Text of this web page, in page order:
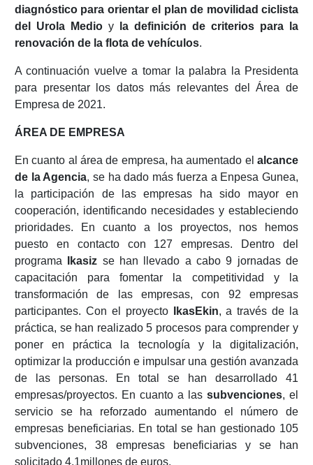
diagnóstico para orientar el plan de movilidad ciclista
del Urola Medioy
la definición de criterios para la
renovación de la flota de vehículos.
A continuación vuelve a tomar la palabra la Presidenta
para presentar los datos más relevantes del Área de
Empresa de 2021.
ÁREA DE EMPRESA
En cuanto al área de empresa, ha aumentado elalcance
de la Agencia, se ha dado más fuerza a Enpesa Gunea,
la participación de las empresas ha sido mayor en
cooperación, identificando necesidades y estableciendo
prioridades. En cuanto a los proyectos, nos hemos
puesto en contacto con 127 empresas. Dentro del
programa
Ikasiz se han llevado a cabo 9 jornadas de
capacitación para fomentar la competitividad y la
transformación de las empresas, con 92 empresas
participantes. Con el proyecto
IkasEkin, a través de la
práctica, se han realizado 5 procesos para comprender y
poner en práctica la tecnología y la digitalización,
optimizar la producción e impulsar una gestión avanzada
de las personas. En total se han desarrollado 41
empresas/proyectos. En cuanto a lassubvenciones, el
servicio se ha reforzado aumentando el número de
empresas beneficiarias. En total se han gestionado 105
subvenciones, 38 empresas beneficiarias y se han
solicitado 4,1millones de euros.